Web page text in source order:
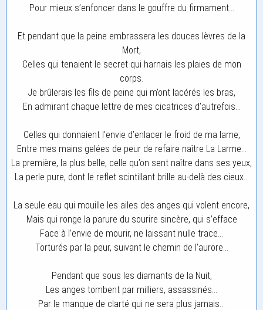
Pour mieux s’enfoncer dans le gouffre du firmament…
Et pendant que la peine embrassera les douces lèvres de la
Mort,
Celles qui tenaient le secret qui harnais les plaies de mon
corps.
Je brûlerais les fils de peine qui m’ont lacérés les bras,
En admirant chaque lettre de mes cicatrices d’autrefois…
Celles qui donnaient l’envie d’enlacer le froid de ma lame,
Entre mes mains gelées de peur de refaire naître La Larme…
La première, la plus belle, celle qu’on sent naître dans ses yeux,
La perle pure, dont le reflet scintillant brille au-delà des cieux…
La seule eau qui mouille les ailes des anges qui volent encore,
Mais qui ronge la parure du sourire sincère, qui s’efface
Face à l’envie de mourir, ne laissant nulle trace…
Torturés par la peur, suivant le chemin de l’aurore…
Pendant que sous les diamants de la Nuit,
Les anges tombent par milliers, assassinés…
Par le manque de clarté qui ne sera plus jamais…